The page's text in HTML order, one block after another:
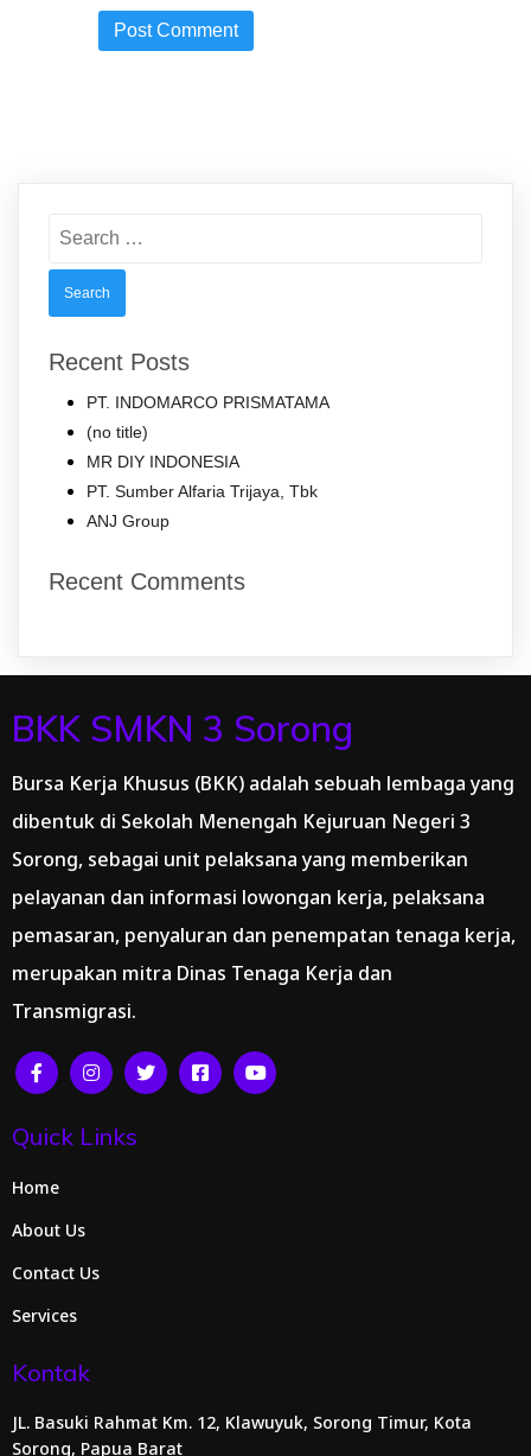
for:
Recent Posts
PT. INDOMARCO PRISMATAMA
(no title)
MR DIY INDONESIA
PT. Sumber Alfaria Trijaya, Tbk
ANJ Group
Recent Comments
BKK SMKN 3 Sorong
Bursa Kerja Khusus (BKK) adalah sebuah lembaga yang
dibentuk di Sekolah Menengah Kejuruan Negeri 3
Sorong, sebagai unit pelaksana yang memberikan
pelayanan dan informasi lowongan kerja, pelaksana
pemasaran, penyaluran dan penempatan tenaga kerja,
merupakan mitra Dinas Tenaga Kerja dan
Transmigrasi.
Quick Links
Home
About Us
Contact Us
Services
Kontak
JL. Basuki Rahmat Km. 12, Klawuyuk, Sorong Timur, Kota
Sorong, Papua Barat